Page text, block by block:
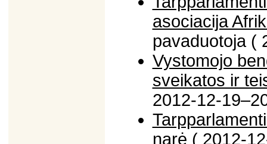
asociacija
pavaduotoja (
Vystomojo
sveikatos ir
2012-12-
narė ( 2012-